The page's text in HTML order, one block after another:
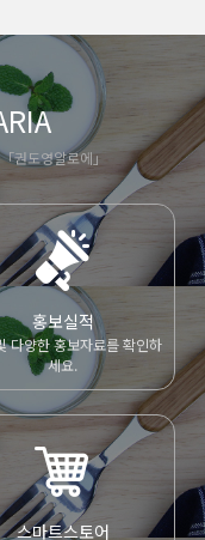
권도영알로에」
홍보실적
다양한 홍보자료를 확인하
세요.
스마트스토어